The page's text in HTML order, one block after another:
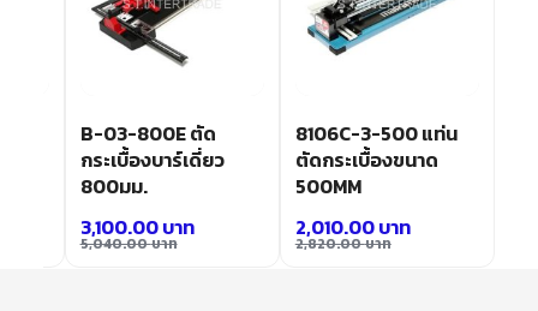
B-03-800E ตัด
กระเบื้องบาร์เดี่ยว
800มม.
5,040.00บาท
3,100.00บาท
8106C-3-500 แท่น
ตัดกระเบื้องขนาด
500MM
2,820.00บาท
2,010.00บาท